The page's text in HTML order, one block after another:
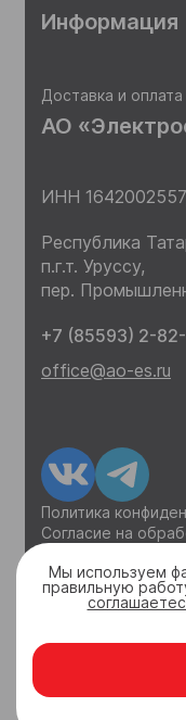
АО
ИНН
Республика
п.г.т. Уруссу,
пер.
+7 (85593) 2-
office@ao-es.ru
Информация
Доставка и оплата
Политика
Согласие на
(с)
Разработка сайта
Мы используем
правильную